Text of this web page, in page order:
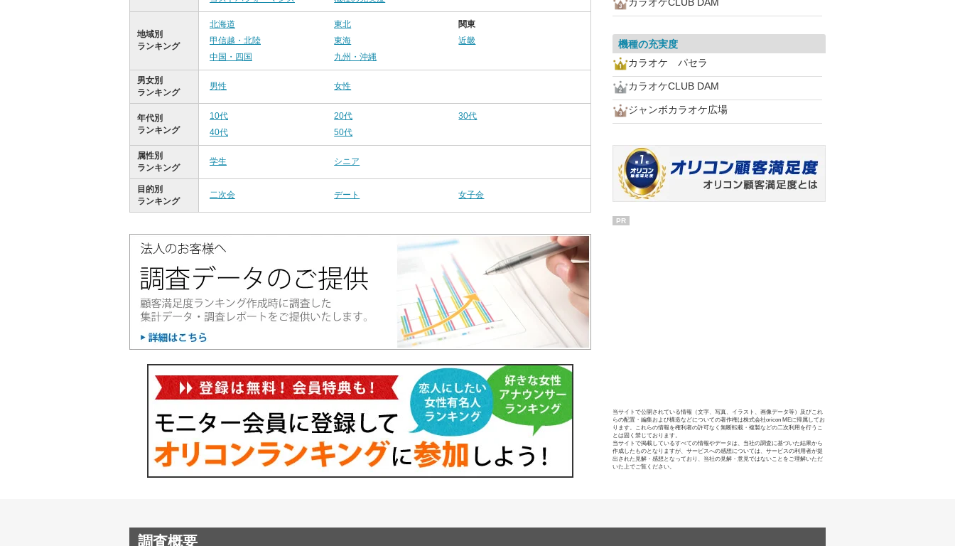
地域別
ランキング
北海道 東北
関東
甲信越・北陸
東海
近畿
中国・四国
九州・沖縄
男女別
ランキング
男性 女性
年代別
ランキング
10代 20代
30代
40代
50代
属性別
ランキング
学生 シニア
目的別
ランキング
二次会 デート 女子会
機種の充実度
カラオケ パセラ
カラオケCLUB DAM
ジャンボカラオケ広場
PR
当サイトで公開されている情報（文字、写真、イラスト、画像データ等）及びこれ
らの配置・編集および構造などについての著作権は株式会社oricon MEに帰属してお
ります。これらの情報を権利者の許可なく無断転載・複製などの二次利用を行うこ
とは固く禁じております。
当サイトで掲載しているすべての情報やデータは、当社の調査に基づいた結果から
作成したものとなりますが、サービスへの感想については、サービスの利用者が提
出された見解・感想となっており、当社の見解・意見ではないことをご理解いただ
いた上でご覧ください。
調査概要